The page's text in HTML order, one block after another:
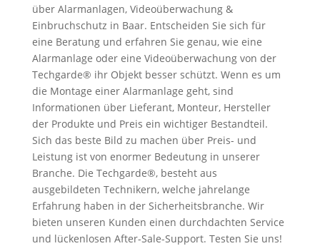
über Alarmanlagen, Videoüberwachung &
Einbruchschutz in Baar. Entscheiden Sie sich für
eine Beratung und erfahren Sie genau, wie eine
Alarmanlage oder eine Videoüberwachung von der
Techgarde® ihr Objekt besser schützt. Wenn es um
die Montage einer Alarmanlage geht, sind
Informationen über Lieferant, Monteur, Hersteller
der Produkte und Preis ein wichtiger Bestandteil.
Sich das beste Bild zu machen über Preis- und
Leistung ist von enormer Bedeutung in unserer
Branche. Die Techgarde®, besteht aus
ausgebildeten Technikern, welche jahrelange
Erfahrung haben in der Sicherheitsbranche. Wir
bieten unseren Kunden einen durchdachten Service
und lückenlosen After-Sale-Support. Testen Sie uns!